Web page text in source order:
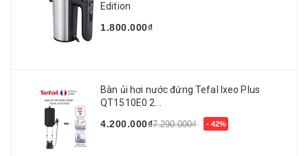
Edition
1.800.000₫
Bàn ủi hơi nước đứng Tefal Ixeo Plus
QT1510E0 2...
4.200.000₫7.290.000₫ - 42%